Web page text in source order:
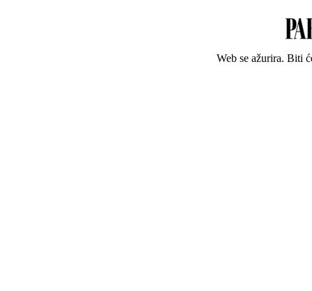
Web se ažurira. Biti